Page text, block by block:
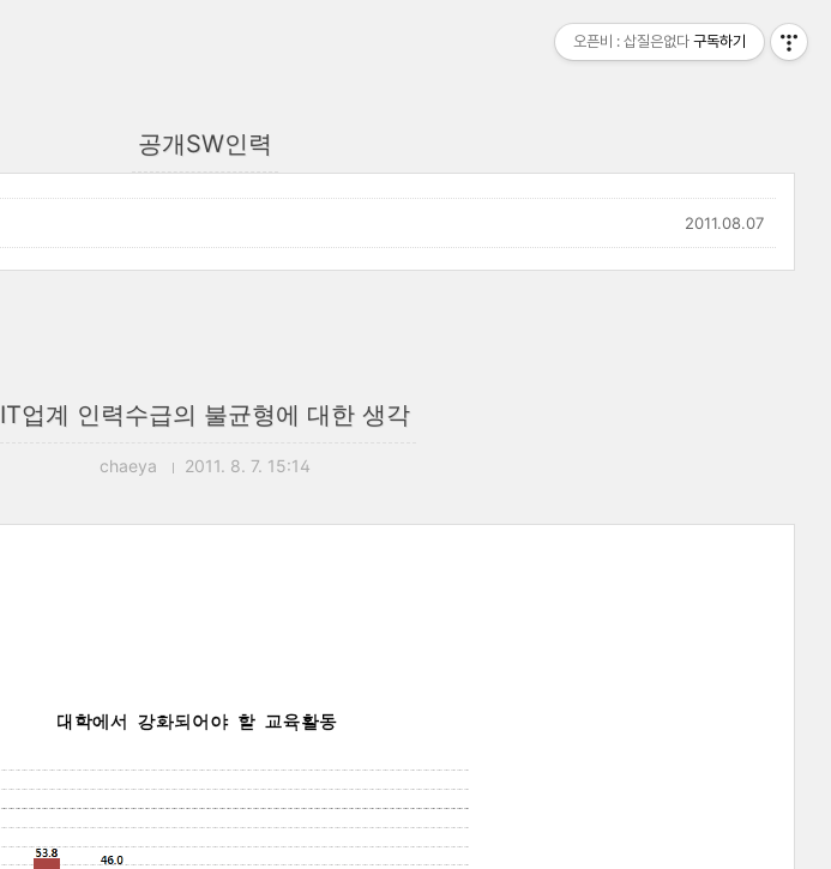
공개SW인력
2011.08.07
IT업계 인력수급의 불균형에 대한 생각
chaeya 2011. 8. 7. 15:14
오픈비 : 삽질은없다 구독하기